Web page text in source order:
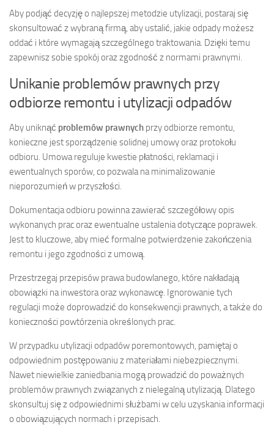
Aby podjąć decyzję o najlepszej metodzie utylizacji, postaraj się
skonsultować z wybraną firmą, aby ustalić, jakie odpady możesz
oddać i które wymagają szczególnego traktowania. Dzięki temu
zapewnisz sobie spokój oraz zgodność z normami prawnymi.
Unikanie problemów prawnych przy
odbiorze remontu i utylizacji odpadów
Aby uniknąć problemów prawnych przy odbiorze remontu,
konieczne jest sporządzenie solidnej umowy oraz protokołu
odbioru. Umowa reguluje kwestie płatności, reklamacji i
ewentualnych sporów, co pozwala na minimalizowanie
nieporozumień w przyszłości.
Dokumentacja odbioru powinna zawierać szczegółowy opis
wykonanych prac oraz ewentualne ustalenia dotyczące poprawek.
Jest to kluczowe, aby mieć formalne potwierdzenie zakończenia
remontu i jego zgodności z umową.
Przestrzegaj przepisów prawa budowlanego, które nakładają
obowiązki na inwestora oraz wykonawcę. Ignorowanie tych
regulacji może doprowadzić do konsekwencji prawnych, a także do
konieczności powtórzenia określonych prac.
W przypadku utylizacji odpadów poremontowych, pamiętaj o
odpowiednim postępowaniu z materiałami niebezpiecznymi.
Nawet niewielkie zaniedbania mogą prowadzić do poważnych
problemów prawnych związanych z nielegalną utylizacją. Dlatego
skonsultuj się z odpowiednimi służbami w celu uzyskania informacji
o obowiązujących normach i przepisach.